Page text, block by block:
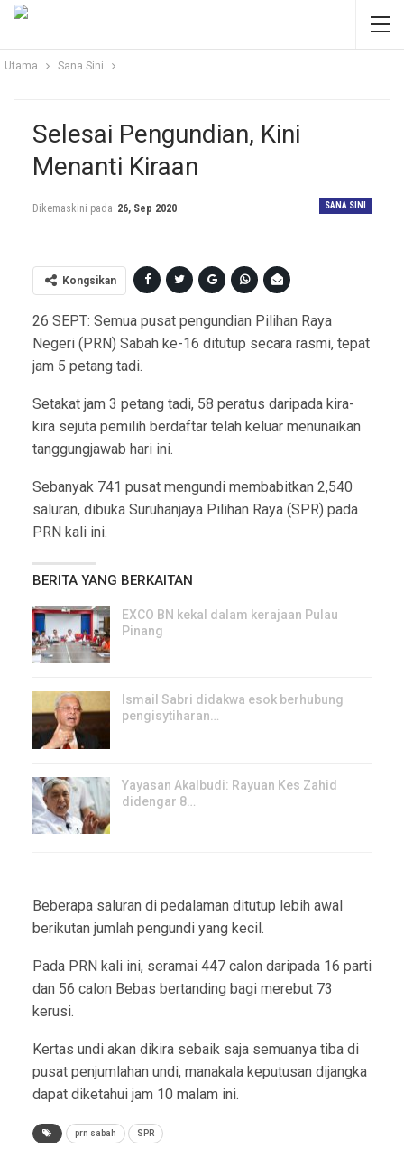
Utama Sana Sini
Selesai Pengundian, Kini
Menanti Kiraan
SANA SINI
Dikemaskini pada 26, Sep 2020
Kongsikan
26 SEPT: Semua pusat pengundian Pilihan Raya
Negeri (PRN) Sabah ke-16 ditutup secara rasmi, tepat
jam 5 petang tadi.
Setakat jam 3 petang tadi, 58 peratus daripada kira-
kira sejuta pemilih berdaftar telah keluar menunaikan
tanggungjawab hari ini.
Sebanyak 741 pusat mengundi membabitkan 2,540
saluran, dibuka Suruhanjaya Pilihan Raya (SPR) pada
PRN kali ini.
BERITA YANG BERKAITAN
EXCO BN kekal dalam kerajaan Pulau
Pinang
Ismail Sabri didakwa esok berhubung
pengisytiharan…
Yayasan Akalbudi: Rayuan Kes Zahid
didengar 8…
Beberapa saluran di pedalaman ditutup lebih awal
berikutan jumlah pengundi yang kecil.
Pada PRN kali ini, seramai 447 calon daripada 16 parti
dan 56 calon Bebas bertanding bagi merebut 73
kerusi.
Kertas undi akan dikira sebaik saja semuanya tiba di
pusat penjumlahan undi, manakala keputusan dijangka
dapat diketahui jam 10 malam ini.
prn sabah SPR